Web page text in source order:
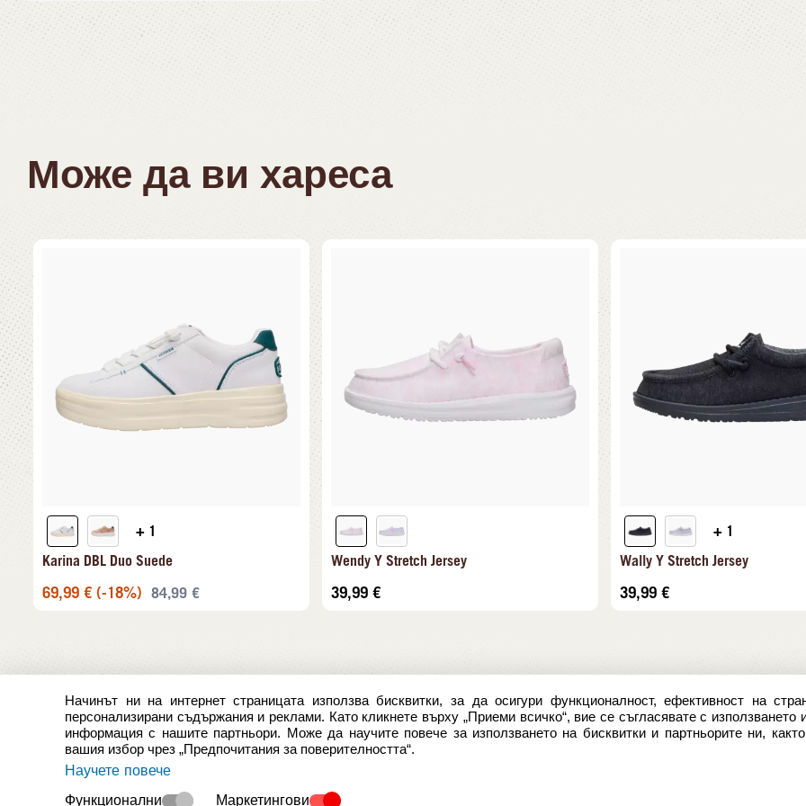
Може да ви хареса
+ 1
Karina DBL Duo Suede
69,99 € (-18%) 84,99 €
Wendy Y Stretch Jersey
39,99 €
+ 1
Wally Y Stretch Jersey
39,99 €
Начинът ни на интернет страницата използва бисквитки, за да осигури функционалност, ефективност на
персонализирани съдържания и реклами. Като кликнете върху „Приеми всичко“, вие се съгласявате с използването
информация с нашите партньори. Може да научите повече за използването на бисквитки и партньорите ни,
вашия избор чрез „Предпочитания за поверителността“.
Научете повече
Функционални Маркетингови